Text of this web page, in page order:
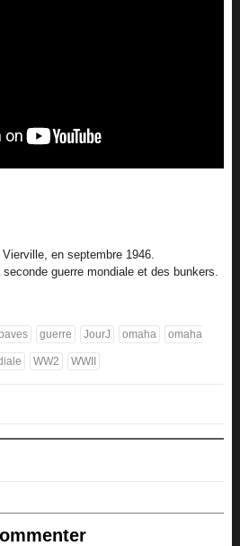
en septembre 1946.
guerre mondiale et des bunkers.
guerre JourJ omaha omaha
WW2 WWII